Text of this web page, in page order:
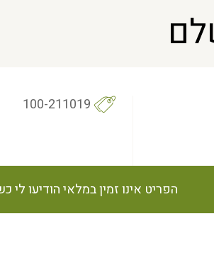
100-211019
הפריט אינו זמין במלאי הודיעו לי